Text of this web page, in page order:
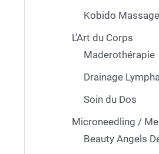
Kobido Massage
L’Art du Corps
Maderothérapie
Drainage
Soin du Dos
Microneedling /
Beauty Angels